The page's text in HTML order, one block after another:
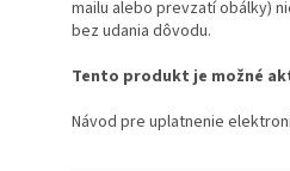
mailu alebo prevzatí obálky)
bez udania dôvodu.
Tento produkt je možné
Návod pre uplatnenie